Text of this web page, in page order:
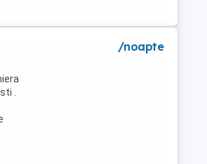
.
/noapte